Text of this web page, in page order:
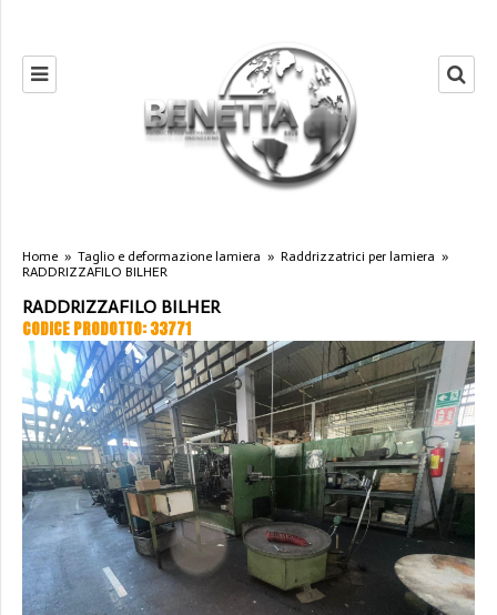
Home » Taglio e deformazione lamiera » Raddrizzatrici per lamiera »
RADDRIZZAFILO BILHER
RADDRIZZAFILO BILHER
CODICE PRODOTTO: 33771